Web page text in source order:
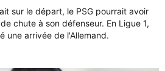
sur le départ, le PSG pourrait avoir
chute à son défenseur. En Ligue 1,
une arrivée de l'Allemand.